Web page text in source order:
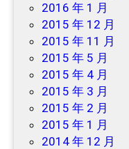
2016 年 1 月
2015 年 12 月
2015 年 11 月
2015 年 5 月
2015 年 4 月
2015 年 3 月
2015 年 2 月
2015 年 1 月
2014 年 12 月